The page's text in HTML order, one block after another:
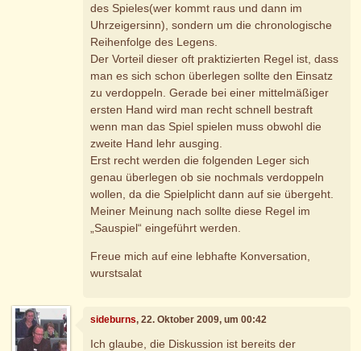
des Spieles(wer kommt raus und dann im
Uhrzeigersinn), sondern um die chronologische
Reihenfolge des Legens.
Der Vorteil dieser oft praktizierten Regel ist, dass
man es sich schon überlegen sollte den Einsatz
zu verdoppeln. Gerade bei einer mittelmäßiger
ersten Hand wird man recht schnell bestraft
wenn man das Spiel spielen muss obwohl die
zweite Hand lehr ausging.
Erst recht werden die folgenden Leger sich
genau überlegen ob sie nochmals verdoppeln
wollen, da die Spielplicht dann auf sie übergeht.
Meiner Meinung nach sollte diese Regel im
„Sauspiel“ eingeführt werden.
Freue mich auf eine lebhafte Konversation,
wurstsalat
sideburns, 22. Oktober 2009, um 00:42
Ich glaube, die Diskussion ist bereits der